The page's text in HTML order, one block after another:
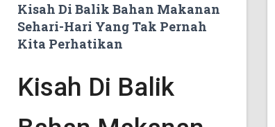
Kisah Di Balik Bahan Makanan
Sehari-Hari Yang Tak Pernah
Kita Perhatikan
Kisah Di Balik